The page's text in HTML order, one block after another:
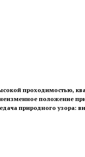
проходимостью,
положение
природного узора: